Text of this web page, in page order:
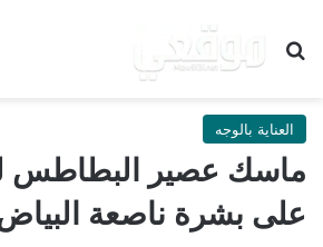
بحث عن
العناية بالوجه
ماسك عصير البطاطس
على بشرة ناصعة